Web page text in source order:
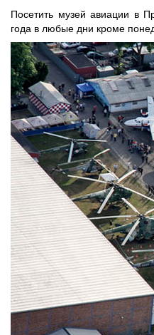
Посетить музей авиации в
года в любые дни кроме